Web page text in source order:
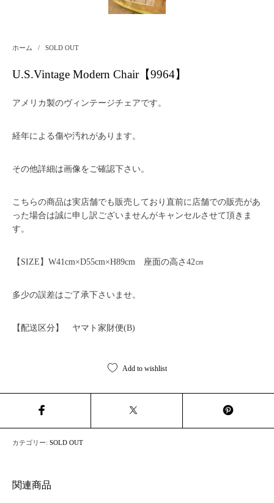
ホーム / SOLD OUT
U.S.Vintage Modern Chair【9964】
アメリカ製のヴィンテージチェアです。
経年による傷や汚れがあります。
その他詳細は画像をご確認下さい。
こちらの商品は実店舗でも販売しており直前に店舗での販売があ
った場合は誠に申し訳ございませんがキャンセルさせて頂きま
す。
【SIZE】W41cm×D55cm×H89cm 座面の高さ42㎝
多少の誤差はご了承下さいませ。
【配送区分】 ヤマト家財便(B)
Add to wishlist
カテゴリー:SOLD OUT
関連商品